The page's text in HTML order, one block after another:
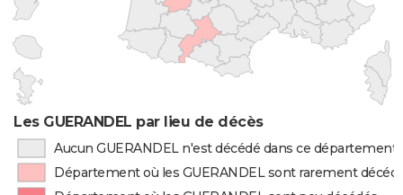
Les GUERANDEL par lieu de décès
Aucun GUERANDEL n'est décédé dans ce département
Département où les GUERANDEL sont rarement